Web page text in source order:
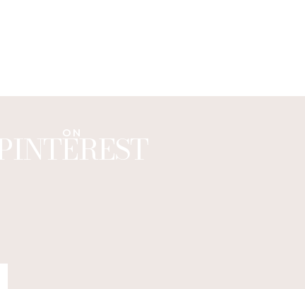
ON
PINTEREST